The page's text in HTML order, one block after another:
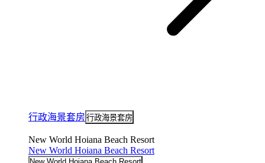
行政海景套房 行政海景套房
New World Hoiana Beach Resort
New World Hoiana Beach Resort